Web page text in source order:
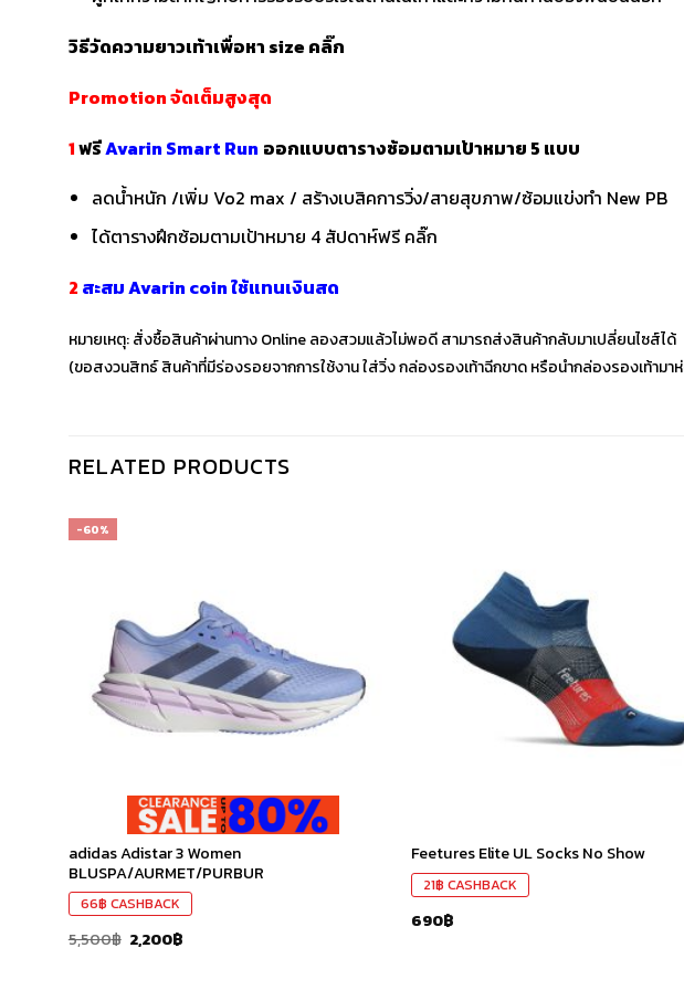
วิธีวัดความยาวเท้าเพื่อหา size คลิ๊ก
Promotion จัดเต็มสูงสุด
1ฟรีAvarin Smart Run ออกแบบตารางซ้อมตามเป้าหมาย 5 แบบ
ลดน้ำหนัก /เพิ่ม Vo2 max / สร้างเบสิคการวิ่ง/สายสุขภาพ/ซ้อมแข่งทำ New PB
ได้ตารางฝึกซ้อมตามเป้าหมาย 4 สัปดาห์ฟรี คลิ๊ก
2 สะสม Avarin coin ใช้แทนเงินสด
หมายเหตุ: สั่งซื้อสินค้าผ่านทาง Online ลองสวมแล้วไม่พอดี สามารถส่งสินค้ากลับมาเปลี่ยนไซส์ได้
(ขอสงวนสิทธ์ สินค้าที่มีร่องรอยจากการใช้งาน ใส่วิ่ง กล่องรองเท้าฉีกขาด หรือนำกล่องรองเท้ามา
RELATED PRODUCTS
-60%
adidas Adistar 3 Women
BLUSPA/AURMET/PURBUR
66฿ CASHBACK
5,500฿ 2,200฿
Feetures Elite UL Socks No Show
21฿ CASHBACK
690฿